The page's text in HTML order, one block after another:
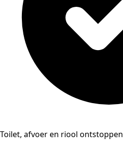
Toilet, afvoer en riool ontstoppen